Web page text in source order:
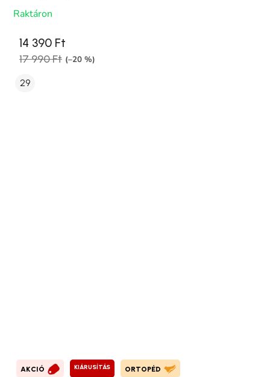
Raktáron
14 390 Ft
17 990 Ft (–20 %)
29
AKCIÓ KIÁRUSÍTÁS ORTOPÉD